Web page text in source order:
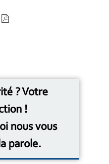
? Votre
!
nous vous
parole.